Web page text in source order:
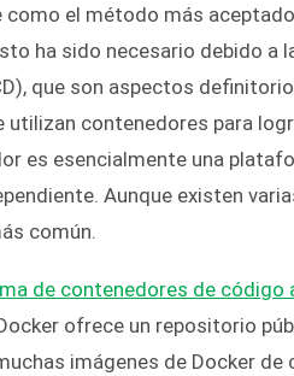
el método más
ha sido necesario debido a
que son aspectos
contenedores para
es esencialmente una
Aunque existen
común.
de contenedores de código
ofrece un repositorio
imágenes de Docker